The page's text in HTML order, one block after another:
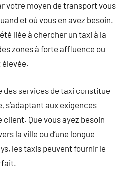
votre moyen de transport vous
et où vous en avez besoin.
liée à chercher un taxi à la
zones à forte affluence ou
élevée.
services de taxi constitue
s’adaptant aux exigences
Que vous ayez besoin
la ville ou d’une longue
les taxis peuvent fournir le